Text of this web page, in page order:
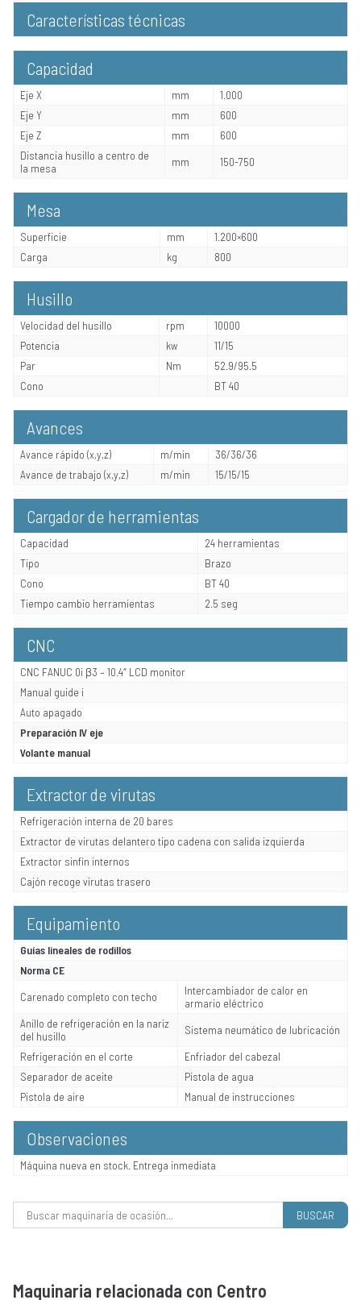
Características técnicas
Capacidad
Eje X mm
1.000
Eje Y
mm
600
Eje Z
mm
600
Distancia husillo a centro de
la mesa
mm 150-750
Mesa
Superficie mm
1.200×600
Carga
kg 800
Husillo
Velocidad del husillo rpm
10000
Potencia
kw
11/15
Par
Nm
52.9/95.5
Cono
BT 40
Avances
Avance rápido (x,y,z) m/min
36/36/36
Avance de trabajo (x,y,z)
m/min 15/15/15
Cargador de herramientas
Capacidad
24 herramientas
Tipo
Brazo
Cono
BT 40
Tiempo cambio herramientas
2.5 seg
CNC
CNC FANUC 0i β3 – 10.4″ LCD monitor
Manual guide i
Auto apagado
Preparación IV eje
Volante manual
Extractor de virutas
Refrigeración interna de 20 bares
Extractor de virutas delantero tipo cadena con salida izquierda
Extractor sinfín internos
Cajón recoge virutas trasero
Equipamiento
Guías lineales de rodillos
Norma CE
Carenado completo con techo
Intercambiador de calor en
armario eléctrico
Anillo de refrigeración en la nariz
del husillo
Sistema neumático de lubricación
Refrigeración en el corte
Enfriador del cabezal
Separador de aceite
Pistola de agua
Pistola de aire
Manual de instrucciones
Observaciones
Máquina nueva en stock. Entrega inmediata
Buscar:
Maquinaria relacionada con Centro